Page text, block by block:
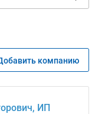
компанию
ИП